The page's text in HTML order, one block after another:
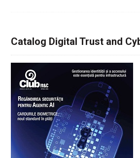
Catalog Digital Trust and